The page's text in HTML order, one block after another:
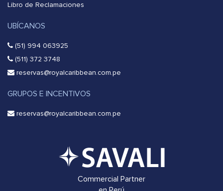
Libro de Reclamaciones
UBÍCANOS
(51) 994 063925
(511) 372 3748
reservas@royalcaribbean.com.pe
GRUPOS E INCENTIVOS
reservas@royalcaribbean.com.pe
Commercial Partner